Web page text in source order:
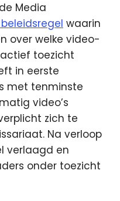
Media
waarin
over welke video-
actief toezicht
in eerste
met tenminste
video’s
zich te
Na verloop
verlaagd en
onder toezicht